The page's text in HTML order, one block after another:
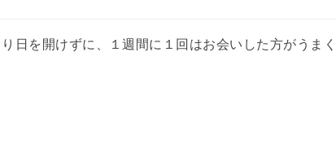
日を開けずに、１週間に１回はお会いした方がうま